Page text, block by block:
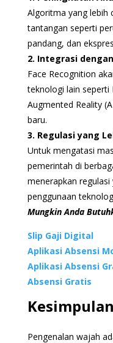
Algoritma yang lebih
tantangan seperti
pandang, dan
2. Integrasi
Face Recognition
teknologi lain seperti
Augmented Reality
baru.
3. Regulasi yang
Untuk mengatasi
pemerintah di
menerapkan
penggunaan
Mungkin Anda
Slip Gaji Digital
Aplikasi Absensi
Aplikasi Absensi
Absensi Gratis
Kesimpulan
Pengenalan wajah